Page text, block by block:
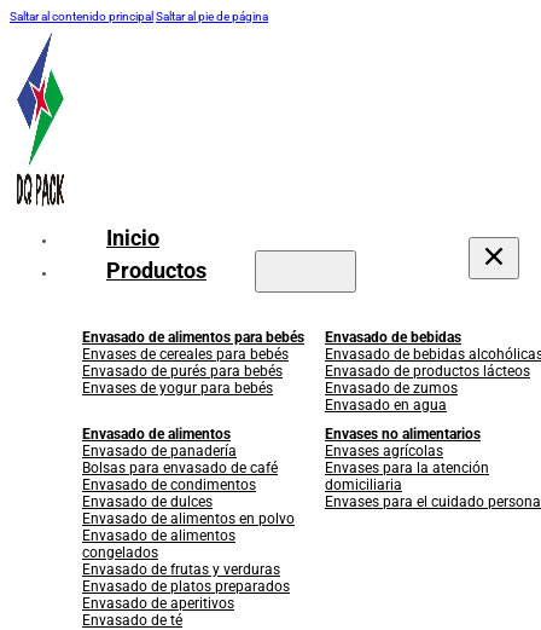
Saltar al contenido principal Saltar al pie de página
Inicio
Productos
Envasado de alimentos para bebés
Envases de cereales para bebés
Envasado de purés para bebés
Envases de yogur para bebés
Envasado de bebidas
Envasado de bebidas
Envasado de productos lácteos
Envasado de zumos
Envasado en agua
Envasado de alimentos
Envasado de panadería
Bolsas para envasado de café
Envasado de condimentos
Envasado de dulces
Envasado de alimentos en polvo
Envasado de alimentos
congelados
Envasado de frutas y verduras
Envasado de platos preparados
Envasado de aperitivos
Envasado de té
Envases no alimentarios
Envases agrícolas
Envases para la atención
domiciliaria
Envases para el cuidado